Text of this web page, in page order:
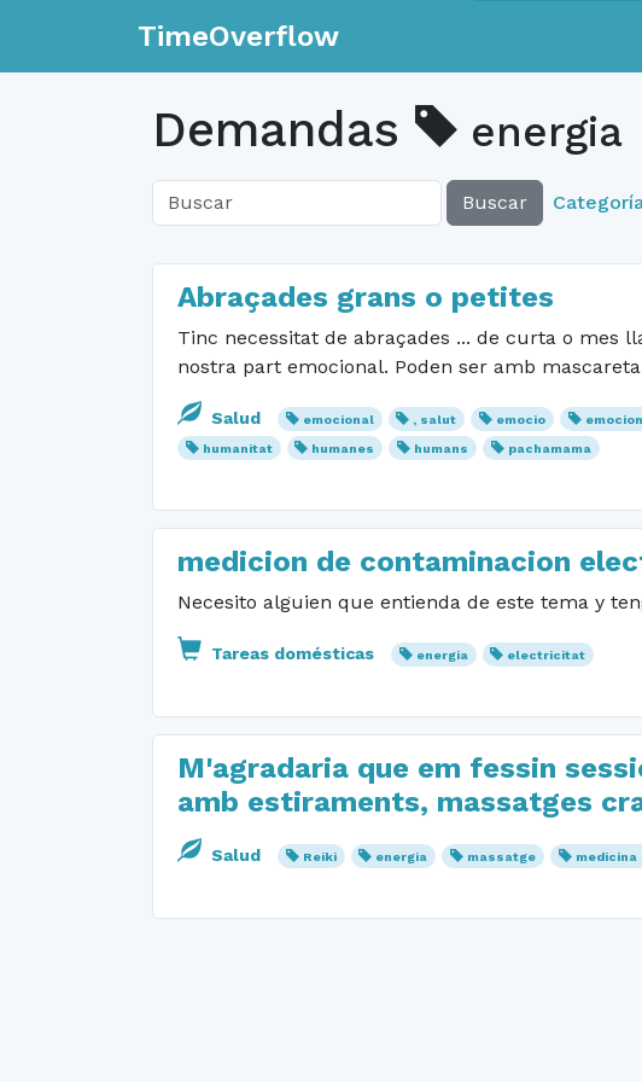
TimeOverflow
Demandas energia
Buscar
Abraçades grans o petites
Tinc necessitat de abraçades ... de curta o mes
nostra part emocional. Poden ser amb
Salud emocional , salut emocio
humanitat
humanes humans pachamama
medicion de contaminacion
Necesito alguien que entienda de este tema y
Tareas domésticas energia electricitat
M'agradaria que em fessin
amb estiraments, massatges
Salud Reiki energia massatge